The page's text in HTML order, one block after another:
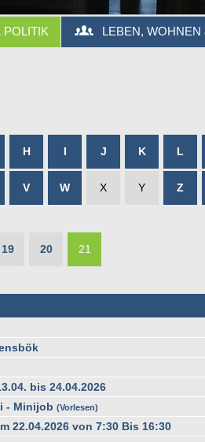
POLITIK LEBEN, WOHNEN
H I J K L
V W X Y Z
19 20 21
bis 24.04.2026
- Minijob Vorlesen
22.04.2026 von 7:30 Bis 16:30